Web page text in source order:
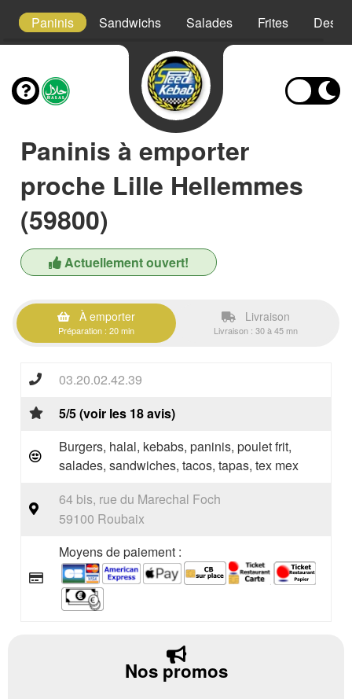
Paninis Sandwichs Salades Frites
Paninis à emporter
proche Lille Hellemmes
(59800)
Actuellement ouvert!
À emporter
Préparation : 20 min
Livraison
Livraison : 30 à 45 mn
03.20.02.42.39
5/5 (voir les 18 avis)
Burgers, halal, kebabs, paninis, poulet frit,
salades, sandwiches, tacos, tapas, tex mex
64 bis, rue du Marechal Foch
59100 Roubaix
Moyens de paiement :
Nos promos